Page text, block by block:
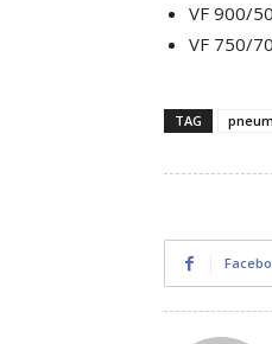
VF 900/
VF 750/
TAG